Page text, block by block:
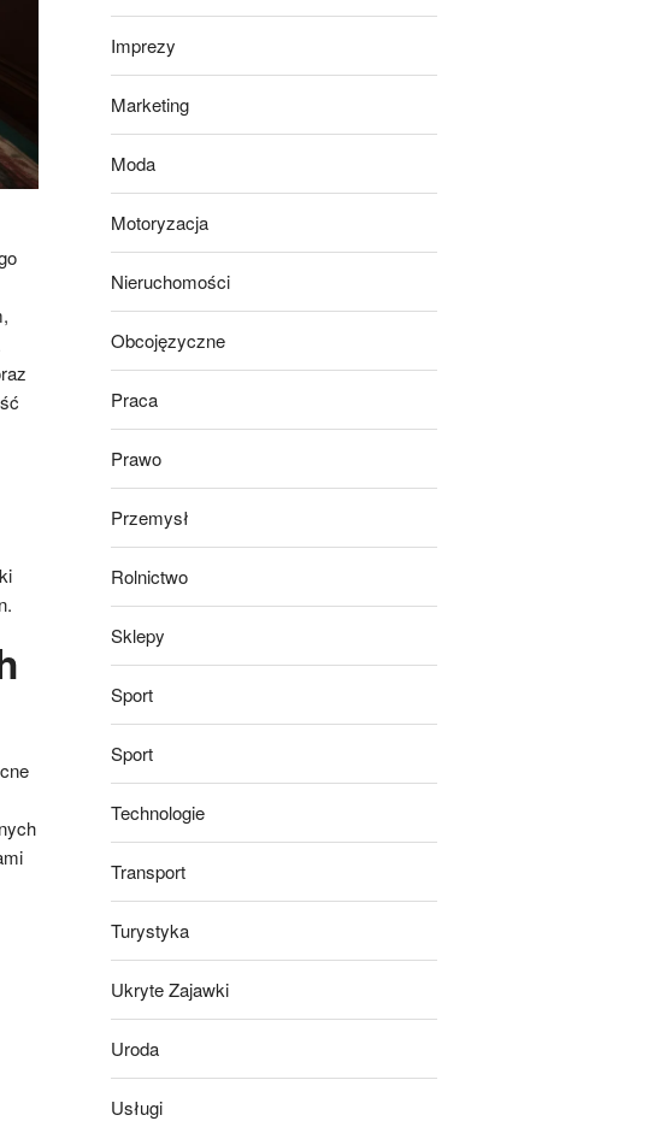
Imprezy
Marketing
Moda
Motoryzacja
Nieruchomości
Obcojęzyczne
Praca
Prawo
Przemysł
Rolnictwo
Sklepy
Sport
Sport
Technologie
Transport
Turystyka
Ukryte Zajawki
Uroda
Usługi